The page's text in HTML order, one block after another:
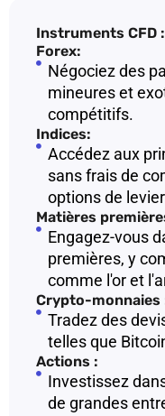
Instruments CFD :
Forex:
Négociez des
mineures et
compétitifs.
Indices:
Accédez aux
sans frais de
options de
Matières
Engagez-vous
premières, y
comme l'or et
Crypto-monnaies
Tradez des
telles que
Actions :
Investissez
de grandes